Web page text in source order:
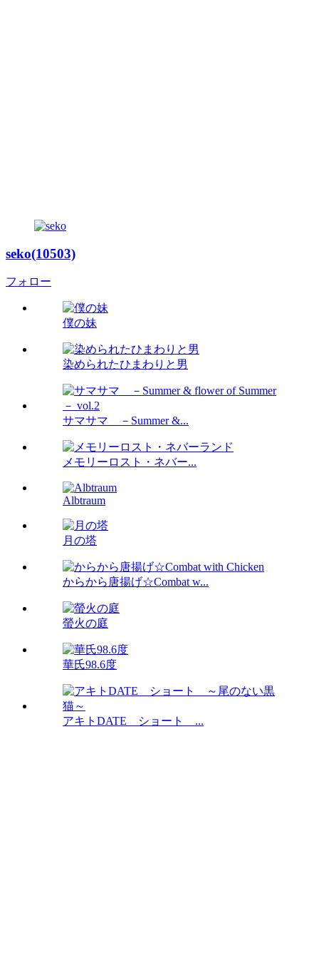
seko(10503)
フォロー
僕の妹
染められたひまわりと男
サマサマ －Summer &...
メモリーロスト・ネバー...
Albtraum
月の塔
からから唐揚げ☆Combat w...
螢火の庭
華氏98.6度
アキトDATE ショート ...